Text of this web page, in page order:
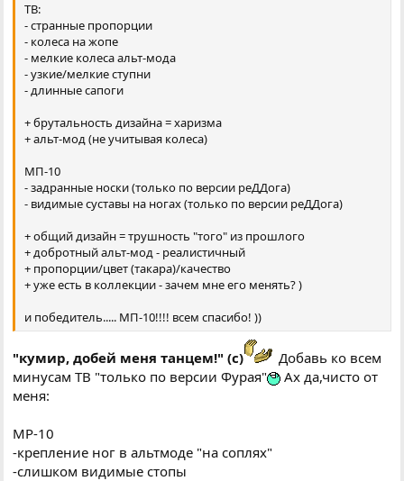
ТВ:
- странные пропорции
- колеса на жопе
- мелкие колеса альт-мода
- узкие/мелкие ступни
- длинные сапоги
+ брутальность дизайна = харизма
+ альт-мод (не учитывая колеса)
МП-10
- задранные носки (только по версии реДДога)
- видимые суставы на ногах (только по версии реДДога)
+ общий дизайн = трушность "того" из прошлого
+ добротный альт-мод - реалистичный
+ пропорции/цвет (такара)/качество
+ уже есть в коллекции - зачем мне его менять? )
и победитель..... МП-10!!!! всем спасибо! ))
"кумир, добей меня танцем!" (с)
Добавь ко всем
минусам ТВ "только по версии Фурая"
Ах да,чисто от
меня:
МР-10
-крепление ног в альтмоде "на соплях"
-слишком видимые стопы